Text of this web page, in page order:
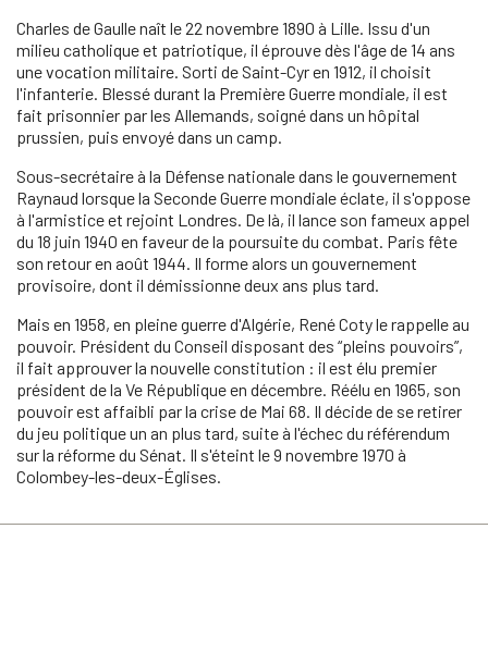
Charles de Gaulle naît le 22 novembre 1890 à Lille. Issu d'un
milieu catholique et patriotique, il éprouve dès l'âge de 14 ans
une vocation militaire. Sorti de Saint-Cyr en 1912, il choisit
l'infanterie. Blessé durant la Première Guerre mondiale, il est
fait prisonnier par les Allemands, soigné dans un hôpital
prussien, puis envoyé dans un camp.
Sous-secrétaire à la Défense nationale dans le gouvernement
Raynaud lorsque la Seconde Guerre mondiale éclate, il s'oppose
à l'armistice et rejoint Londres. De là, il lance son fameux appel
du 18 juin 1940 en faveur de la poursuite du combat. Paris fête
son retour en août 1944. Il forme alors un gouvernement
provisoire, dont il démissionne deux ans plus tard.
Mais en 1958, en pleine guerre d'Algérie, René Coty le rappelle au
pouvoir. Président du Conseil disposant des “pleins pouvoirs”,
il fait approuver la nouvelle constitution : il est élu premier
président de la Ve République en décembre. Réélu en 1965, son
pouvoir est affaibli par la crise de Mai 68. Il décide de se retirer
du jeu politique un an plus tard, suite à l'échec du référendum
sur la réforme du Sénat. Il s'éteint le 9 novembre 1970 à
Colombey-les-deux-Églises.